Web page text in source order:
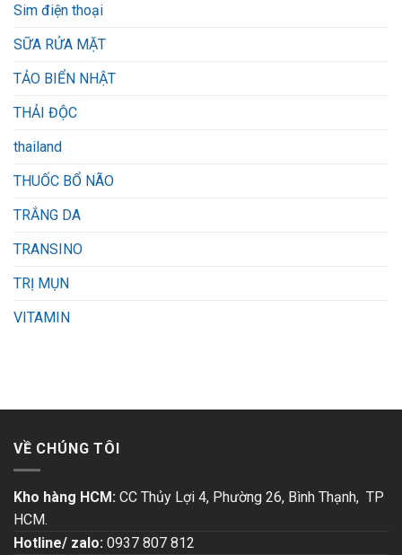
Sim điện thoại
SỮA RỬA MẶT
TẢO BIỂN NHẬT
THẢI ĐỘC
thailand
THUỐC BỔ NÃO
TRẮNG DA
TRANSINO
TRỊ MỤN
VITAMIN
VỀ CHÚNG TÔI
Kho hàng HCM: CC Thủy Lợi 4, Phường 26, Bình Thạnh, TP
HCM.
Hotline/ zalo: 0937 807 812